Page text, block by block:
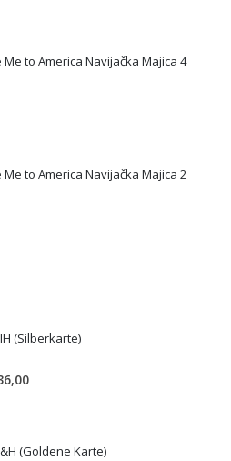
Me to America Navijačka Majica 4
Me to America Navijačka Majica 2
(Silberkarte)
Preisspanne:
(Goldene Karte)